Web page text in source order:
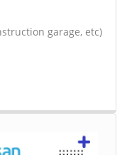
garage, etc)